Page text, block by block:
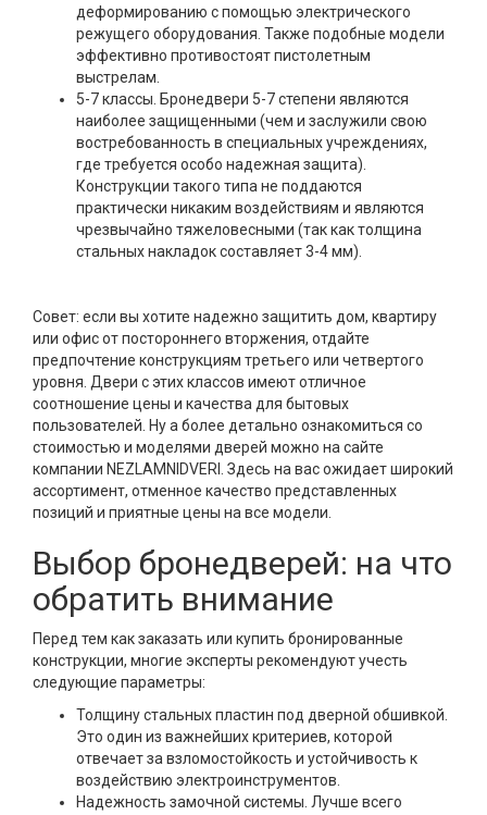
деформированию с помощью электрического
режущего оборудования. Также подобные модели
эффективно противостоят пистолетным
выстрелам.
5-7 классы. Бронедвери 5-7 степени являются
наиболее защищенными (чем и заслужили свою
востребованность в специальных учреждениях,
где требуется особо надежная защита).
Конструкции такого типа не поддаются
практически никаким воздействиям и являются
чрезвычайно тяжеловесными (так как толщина
стальных накладок составляет 3-4 мм).
Совет: если вы хотите надежно защитить дом, квартиру
или офис от постороннего вторжения, отдайте
предпочтение конструкциям третьего или четвертого
уровня. Двери с этих классов имеют отличное
соотношение цены и качества для бытовых
пользователей. Ну а более детально ознакомиться со
стоимостью и моделями дверей можно на сайте
компании NEZLAMNIDVERI. Здесь на вас ожидает широкий
ассортимент, отменное качество представленных
позиций и приятные цены на все модели.
Выбор бронедверей: на что
обратить внимание
Перед тем как заказать или купить бронированные
конструкции, многие эксперты рекомендуют учесть
следующие параметры:
Толщину стальных пластин под дверной обшивкой.
Это один из важнейших критериев, которой
отвечает за взломостойкость и устойчивость к
воздействию электроинструментов.
Надежность замочной системы. Лучше всего